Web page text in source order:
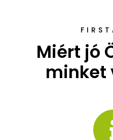
Miért jó
minket